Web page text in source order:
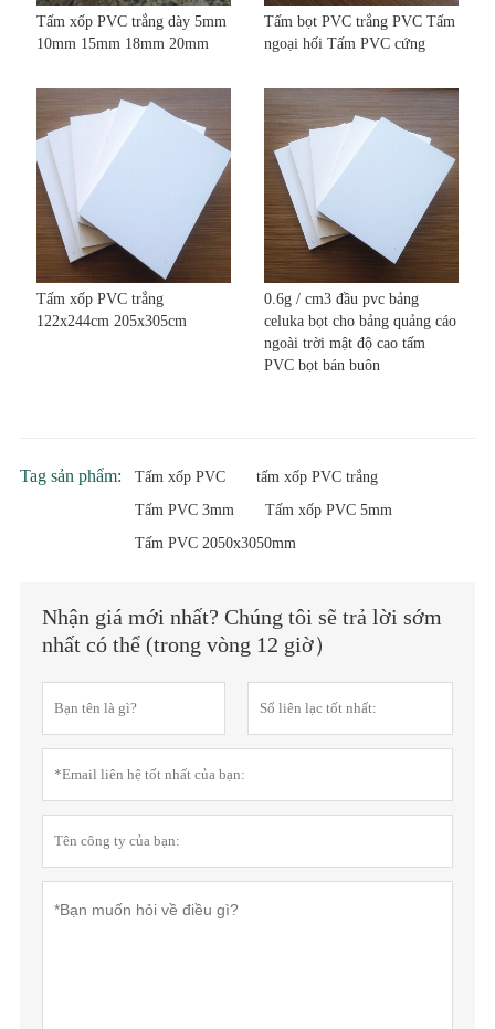
Tấm xốp PVC trắng dày 5mm
10mm 15mm 18mm 20mm
Tấm bọt PVC trắng PVC Tấm
ngoại hối Tấm PVC cứng
Tấm xốp PVC trắng
122x244cm 205x305cm
0.6g / cm3 đầu pvc bảng
celuka bọt cho bảng quảng cáo
ngoài trời mật độ cao tấm
PVC bọt bán buôn
Tag sản phẩm: Tấm xốp PVC
tấm xốp PVC trắng
Tấm PVC 3mm
Tấm xốp PVC 5mm
Tấm PVC 2050x3050mm
Nhận giá mới nhất? Chúng tôi sẽ trả lời sớm
nhất có thể (trong vòng 12 giờ）